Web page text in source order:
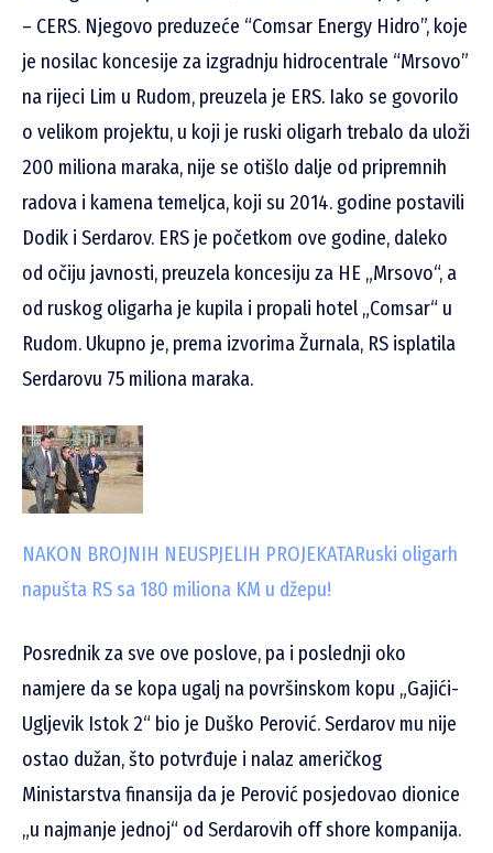
– CERS. Njegovo preduzeće “Comsar Energy Hidro”, koje
je nosilac koncesije za izgradnju hidrocentrale “Mrsovo”
na rijeci Lim u Rudom, preuzela je ERS. Iako se govorilo
o velikom projektu, u koji je ruski oligarh trebalo da uloži
200 miliona maraka, nije se otišlo dalje od pripremnih
radova i kamena temeljca, koji su 2014. godine postavili
Dodik i Serdarov. ERS je početkom ove godine, daleko
od očiju javnosti, preuzela koncesiju za HE „Mrsovo“, a
od ruskog oligarha je kupila i propali hotel „Comsar“ u
Rudom. Ukupno je, prema izvorima Žurnala, RS isplatila
Serdarovu 75 miliona maraka.
NAKON BROJNIH NEUSPJELIH PROJEKATARuski oligarh
napušta RS sa 180 miliona KM u džepu!
Posrednik za sve ove poslove, pa i poslednji oko
namjere da se kopa ugalj na površinskom kopu „Gajići-
Ugljevik Istok 2“ bio je Duško Perović. Serdarov mu nije
ostao dužan, što potvrđuje i nalaz američkog
Ministarstva finansija da je Perović posjedovao dionice
„u najmanje jednoj“ od Serdarovih off shore kompanija.